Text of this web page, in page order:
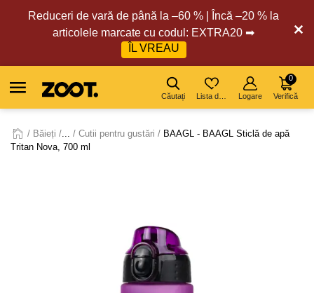
Reduceri de vară de până la –60 % | Încă –20 % la
articolele marcate cu codul: EXTRA20 ➡
ÎL VREAU
Căutați Logare Verifică
0
Băieți ... Cutii pentru gustări
BAAGL - BAAGL Sticlă de apă
Tritan Nova, 700 ml